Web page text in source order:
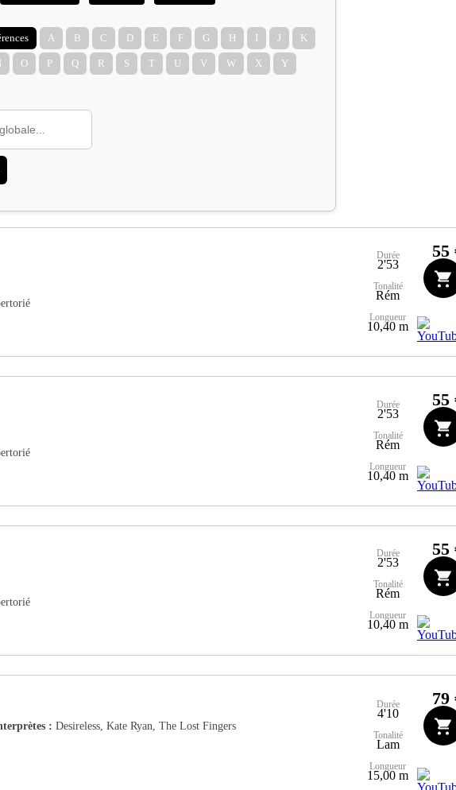
A B C D E F G H I J K
O P Q R S T U V W X Y
Durée
2'53
Tonalité
Rém
Longueur
10,40 m
55
Durée
2'53
Tonalité
Rém
Longueur
10,40 m
55
Durée
2'53
Tonalité
Rém
Longueur
10,40 m
55
: Desireless, Kate Ryan, The Lost Fingers
Durée
4'10
Tonalité
Lam
Longueur
15,00 m
79